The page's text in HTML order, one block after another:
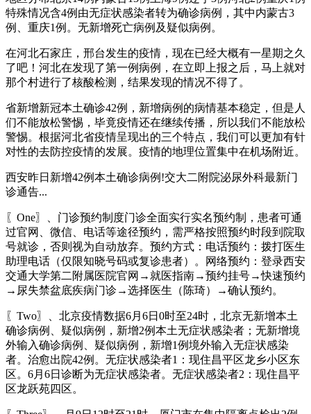
特殊情况含4例由无症状感染者转为确诊病例，其中内蒙古3
例、重庆1例。无新增死亡病例及疑似病例。
在河北石家庄，邢台发生的疫情，现在已经大概有一星期之久
了吧！河北在发现了第一例病例，在立即上报之后，马上就对
那个村进行了核酸检测，结果发现的情况不得了。
省新增新冠本土确诊42例，新增病例的病情基本稳定，但是人
们不能放松警惕，毕竟疫情还在继续传播，所以我们不能放松
警惕。根据河北省疫情呈现出的三个特点，我们可以更加有针
对性的去防控疫情的发展。疫情的地理位置集中在机场附近。
西安昨日新增42例本土确诊病例!交大二附院泌尿外科最新门
诊通告...
〖One〗、门诊预约制度门诊全面实行实名预约制，患者可通
过官网、微信、电话等途径预约，需严格按照预约时段到院取
号就诊，否则视为自动放弃。预约方式：电话预约：拨打医生
助理电话（仅限知晓号码或复诊患者）。网络预约：登录西安
交通大学第二附属医院官网→就医指南→预约挂号→快速预约
→尿失禁盆底疾病门诊→选择医生（陈琦）→确认预约。
〖Two〗、北京疫情数据6月6日0时至24时，北京无新增本土
确诊病例、疑似病例，新增2例本土无症状感染者；无新增境
外输入确诊病例、疑似病例，新增1例境外输入无症状感染
者。治愈出院42例。无症状感染者1：现住昌平区龙乡小区东
区。6月6日诊断为无症状感染者。无症状感染者2：现住昌平
区龙跃苑四区。